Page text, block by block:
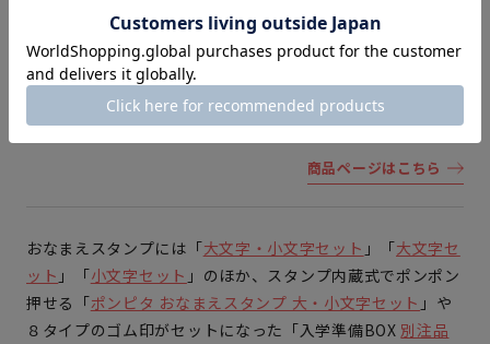
販売価格
入園・入学準備に欠かせない名前書
きを、簡単・スピーディに！
★★★★★ レビュー（14）
商品ページはこちら
おなまえスタンプには「大文字・小文字セット 」「大文字セ
ット 」「小文字セット 」のほか、スタンプ内蔵式でポンポン
押せる「ポンピタ おなまえスタンプ 大・小文字セット 」や
８タイプのゴム印がセットになった「入学準備BOX 別注品